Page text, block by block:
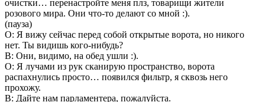
очистки… перенастройте меня плз, товарищи жители
розового мира. Они что-то делают со мной :).
(пауза)
О: Я вижу сейчас перед собой открытые ворота, но никого
нет. Ты видишь кого-нибудь?
В: Они, видимо, на обед ушли :).
О: Я лучами из рук сканирую пространство, ворота
распахнулись просто… появился фильтр, я сквозь него
прохожу.
В: Дайте нам парламентера, пожалуйста.